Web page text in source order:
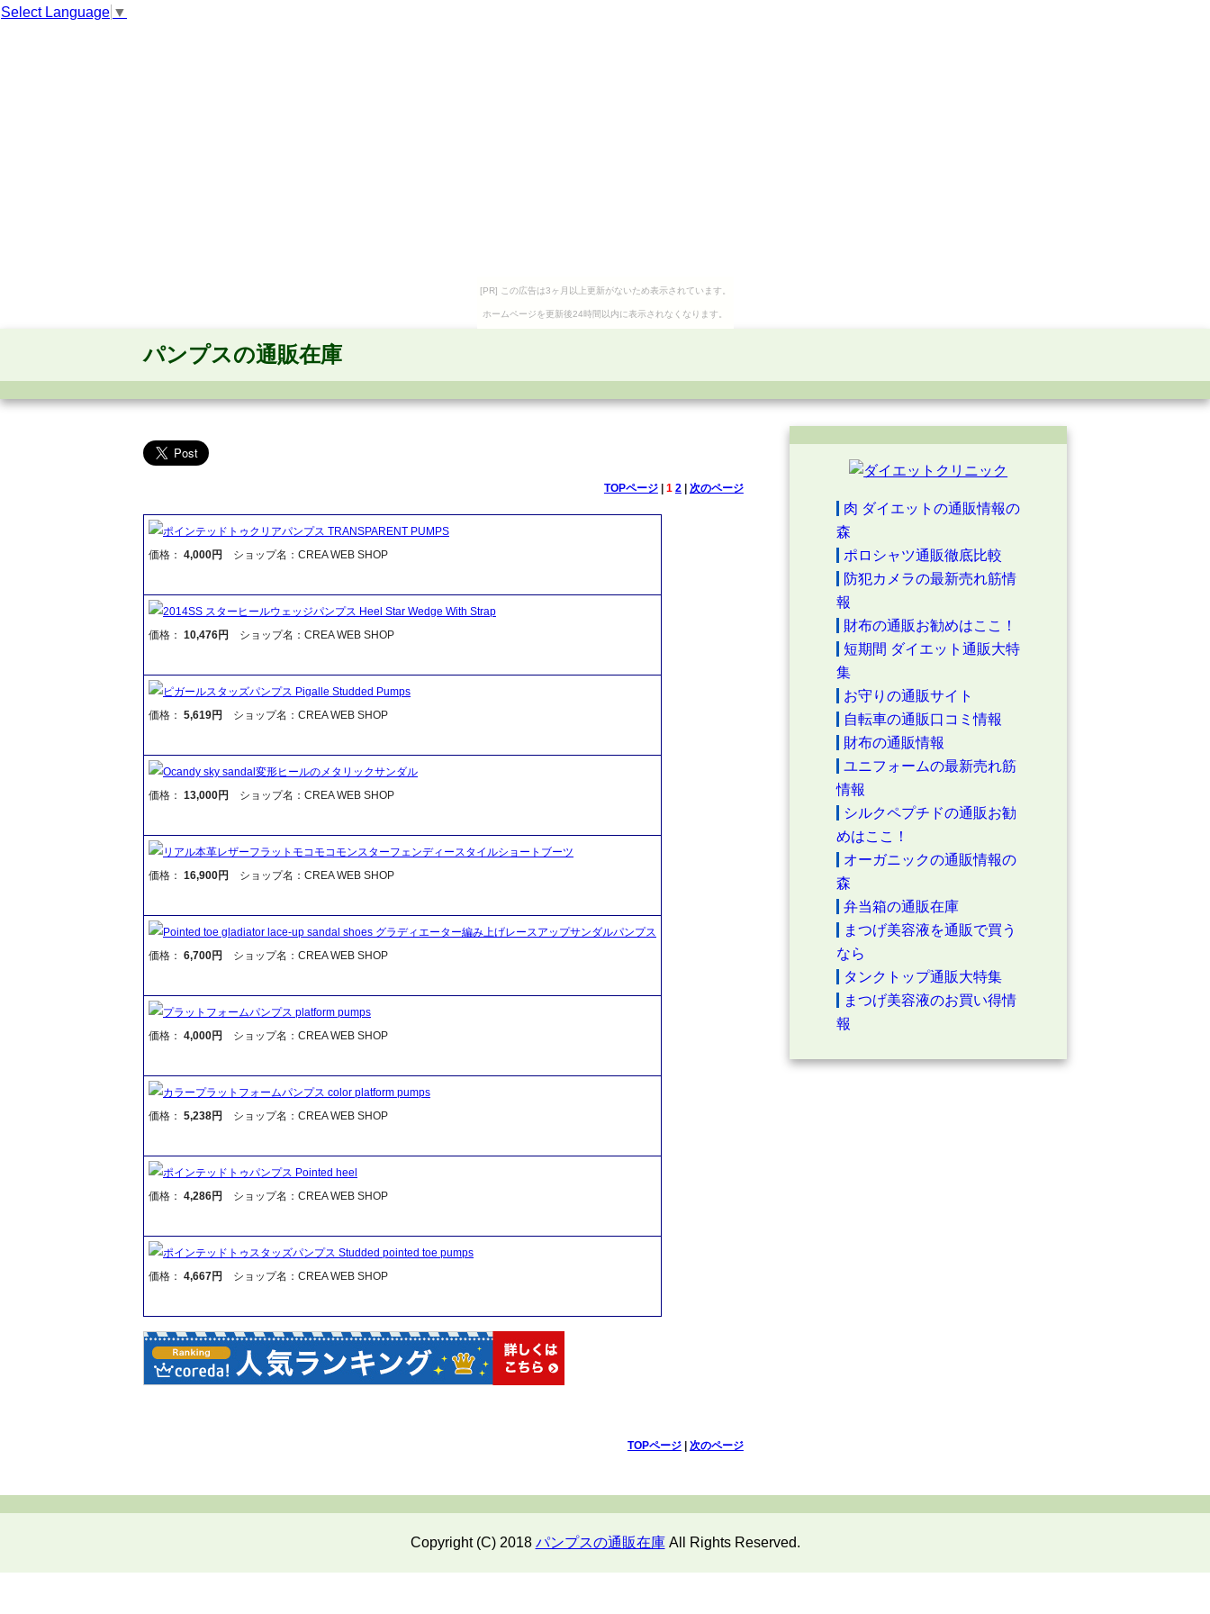
Select Language ▼
[PR] この広告は3ヶ月以上更新がないため表示されています。
ホームページを更新後24時間以内に表示されなくなります。
パンプスの通販在庫
TOPページ| 1 2| 次のページ
ポインテッドトゥクリアパンプス TRANSPARENT PUMPS
価格： 4,000円 ショップ名：CREA WEB SHOP
2014SS スターヒールウェッジパンプス Heel Star Wedge With Strap
価格： 10,476円 ショップ名：CREA WEB SHOP
ピガールスタッズパンプス Pigalle Studded Pumps
価格： 5,619円 ショップ名：CREA WEB SHOP
Ocandy sky sandal変形ヒールのメタリックサンダル
価格： 13,000円 ショップ名：CREA WEB SHOP
リアル本革レザーフラットモコモコモンスターフェンディースタイルショートブーツ
価格： 16,900円 ショップ名：CREA WEB SHOP
Pointed toe gladiator lace-up sandal shoes グラディエーター編み上げレースアップサンダルパンプス
価格： 6,700円 ショップ名：CREA WEB SHOP
プラットフォームパンプス platform pumps
価格： 4,000円 ショップ名：CREA WEB SHOP
カラープラットフォームパンプス color platform pumps
価格： 5,238円 ショップ名：CREA WEB SHOP
ポインテッドトゥパンプス Pointed heel
価格： 4,286円 ショップ名：CREA WEB SHOP
ポインテッドトゥスタッズパンプス Studded pointed toe pumps
価格： 4,667円 ショップ名：CREA WEB SHOP
TOPページ| 次のページ
肉 ダイエットの通販情報の
森
ポロシャツ通販徹底比較
防犯カメラの最新売れ筋情
報
財布の通販お勧めはここ！
短期間 ダイエット通販大特
集
お守りの通販サイト
自転車の通販口コミ情報
財布の通販情報
ユニフォームの最新売れ筋
情報
シルクペプチドの通販お勧
めはここ！
オーガニックの通販情報の
森
弁当箱の通販在庫
まつげ美容液を通販で買う
なら
タンクトップ通販大特集
まつげ美容液のお買い得情
報
Copyright (C) 2018 パンプスの通販在庫All Rights Reserved.